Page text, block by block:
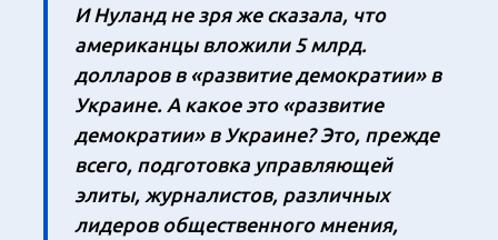
И Нуланд не зря же сказала, что
американцы вложили 5 млрд.
долларов в «развитие демократии» в
Украине. А какое это «развитие
демократии» в Украине? Это, прежде
всего, подготовка управляющей
элиты, журналистов, различных
лидеров общественного мнения,